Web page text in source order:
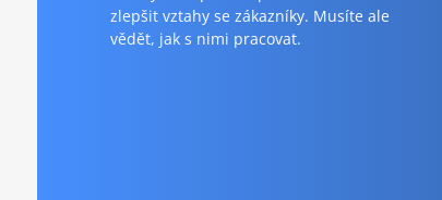
zlepšit vztahy se zákazníky. Musíte ale
vědět, jak s nimi pracovat.